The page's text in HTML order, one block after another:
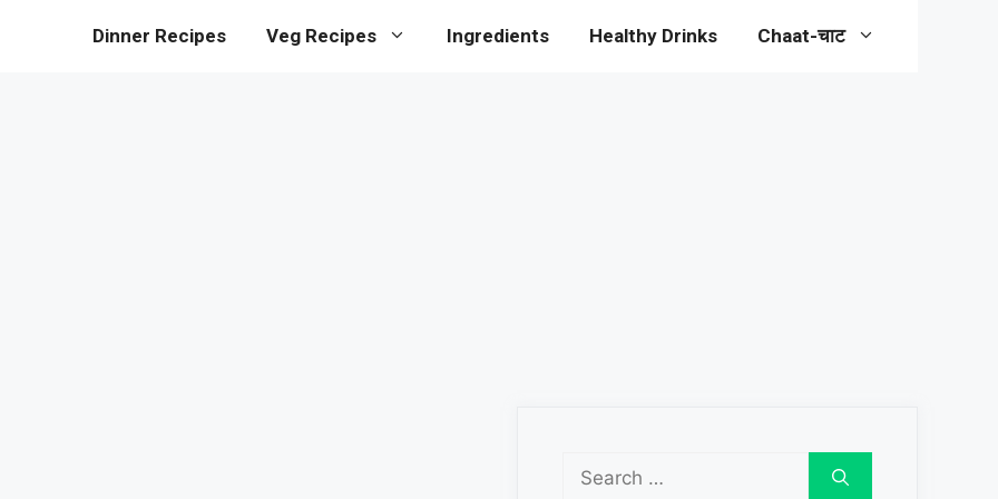
Dinner Recipes Veg Recipes Ingredients Healthy Drinks Chaat-चाट
Search
for: